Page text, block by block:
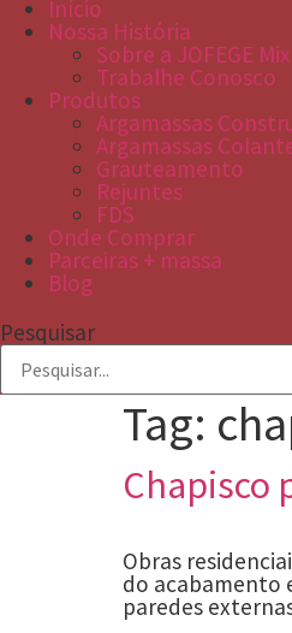
Início
Nossa História
Sobre a JOFEGE Mix
Trabalhe Conosco
Produtos
Argamassas
Argamassas
Grauteamento
Rejuntes
FDS
Onde Comprar
Parceiras + massa
Blog
Pesquisar
Tag:
Chapisco
Obras
do acabamento
paredes